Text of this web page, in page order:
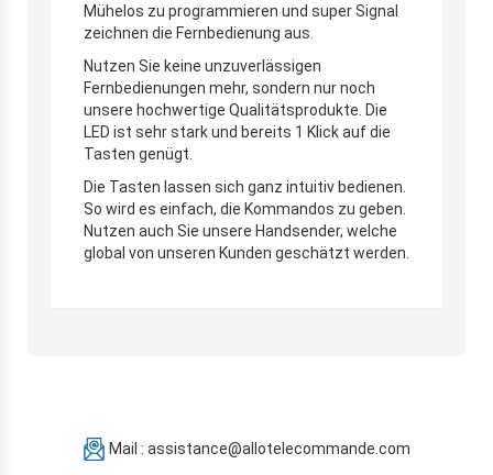
Mühelos zu programmieren und super Signal
zeichnen die Fernbedienung aus.
Nutzen Sie keine unzuverlässigen
Fernbedienungen mehr, sondern nur noch
unsere hochwertige Qualitätsprodukte. Die
LED ist sehr stark und bereits 1 Klick auf die
Tasten genügt.
Die Tasten lassen sich ganz intuitiv bedienen.
So wird es einfach, die Kommandos zu geben.
Nutzen auch Sie unsere Handsender, welche
global von unseren Kunden geschätzt werden.
Mail : assistance@allotelecommande.com